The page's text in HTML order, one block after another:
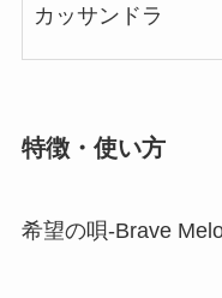
カッサンドラ
特徴・使い方
希望の唄-Brave